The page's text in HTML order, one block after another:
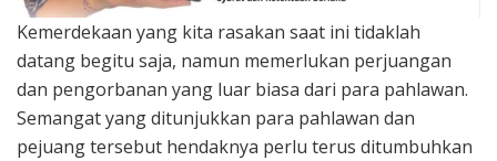
Kemerdekaan yang kita rasakan saat ini tidaklah
datang begitu saja, namun memerlukan perjuangan
dan pengorbanan yang luar biasa dari para pahlawan.
Semangat yang ditunjukkan para pahlawan dan
pejuang tersebut hendaknya perlu terus ditumbuhkan